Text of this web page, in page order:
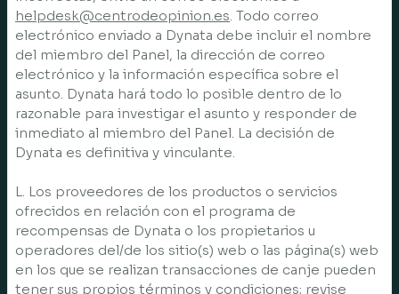
helpdesk@centrodeopinion.es. Todo correo
electrónico enviado a Dynata debe incluir el nombre
del miembro del Panel, la dirección de correo
electrónico y la información específica sobre el
asunto. Dynata hará todo lo posible dentro de lo
razonable para investigar el asunto y responder de
inmediato al miembro del Panel. La decisión de
Dynata es definitiva y vinculante.
L. Los proveedores de los productos o servicios
ofrecidos en relación con el programa de
recompensas de Dynata o los propietarios u
operadores del/de los sitio(s) web o las página(s) web
en los que se realizan transacciones de canje pueden
tener sus propios términos y condiciones; revise